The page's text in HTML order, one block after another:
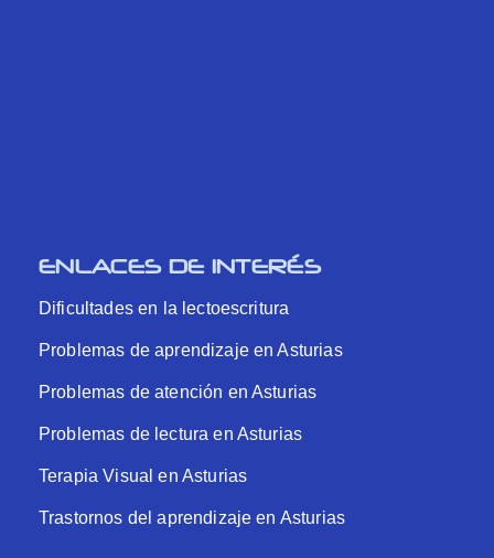
ENLACES DE INTERÉS
Dificultades en la lectoescritura
Problemas de aprendizaje en Asturias
Problemas de atención en Asturias
Problemas de lectura en Asturias
Terapia Visual en Asturias
Trastornos del aprendizaje en Asturias